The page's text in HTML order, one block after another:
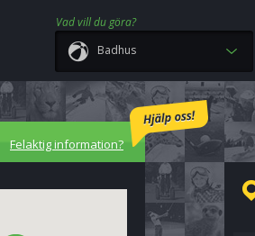
Vad vill du göra?
Badhus
Felaktig information?